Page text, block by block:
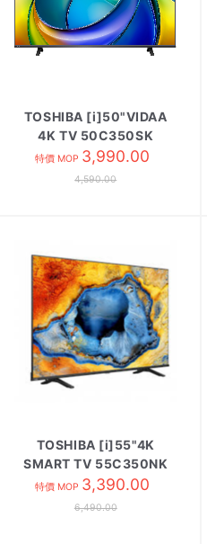
TOSHIBA [i]50"VIDAA
4K TV 50C350SK
特價 MOP 3,990.00
4,590.00
TOSHIBA [i]55"4K
SMART TV 55C350NK
特價 MOP 3,390.00
6,490.00